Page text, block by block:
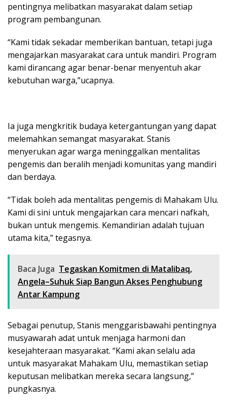
pentingnya melibatkan masyarakat dalam setiap
program pembangunan.
“Kami tidak sekadar memberikan bantuan, tetapi juga
mengajarkan masyarakat cara untuk mandiri. Program
kami dirancang agar benar-benar menyentuh akar
kebutuhan warga,”ucapnya.
Ia juga mengkritik budaya ketergantungan yang dapat
melemahkan semangat masyarakat. Stanis
menyerukan agar warga meninggalkan mentalitas
pengemis dan beralih menjadi komunitas yang mandiri
dan berdaya.
“Tidak boleh ada mentalitas pengemis di Mahakam Ulu.
Kami di sini untuk mengajarkan cara mencari nafkah,
bukan untuk mengemis. Kemandirian adalah tujuan
utama kita,” tegasnya.
Baca Juga Tegaskan Komitmen di Matalibaq,
Angela–Suhuk Siap Bangun Akses Penghubung
Antar Kampung
Sebagai penutup, Stanis menggarisbawahi pentingnya
musyawarah adat untuk menjaga harmoni dan
kesejahteraan masyarakat. “Kami akan selalu ada
untuk masyarakat Mahakam Ulu, memastikan setiap
keputusan melibatkan mereka secara langsung,”
pungkasnya.